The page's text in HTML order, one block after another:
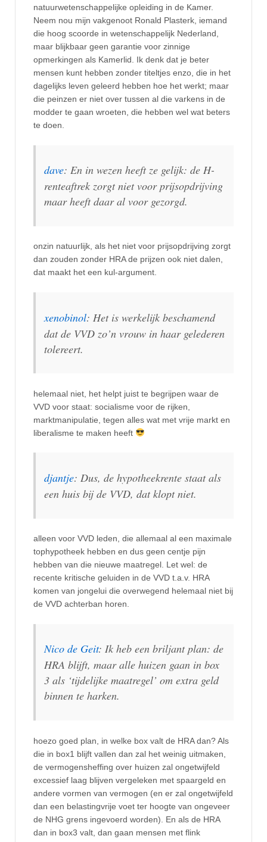
natuurwetenschappelijke opleiding in de Kamer.
Neem nou mijn vakgenoot Ronald Plasterk, iemand
die hoog scoorde in wetenschappelijk Nederland,
maar blijkbaar geen garantie voor zinnige
opmerkingen als Kamerlid. Ik denk dat je beter
mensen kunt hebben zonder titeltjes enzo, die in het
dagelijks leven geleerd hebben hoe het werkt; maar
die peinzen er niet over tussen al die varkens in de
modder te gaan wroeten, die hebben wel wat beters
te doen.
dave: En in wezen heeft ze gelijk: de H-
renteaftrek zorgt niet voor prijsopdrijving
maar heeft daar al voor gezorgd.
onzin natuurlijk, als het niet voor prijsopdrijving zorgt
dan zouden zonder HRA de prijzen ook niet dalen,
dat maakt het een kul-argument.
xenobinol: Het is werkelijk beschamend
dat de VVD zo’n vrouw in haar gelederen
tolereert.
helemaal niet, het helpt juist te begrijpen waar de
VVD voor staat: socialisme voor de rijken,
marktmanipulatie, tegen alles wat met vrije markt en
liberalisme te maken heeft
djantje: Dus, de hypotheekrente staat als
een huis bij de VVD, dat klopt niet.
alleen voor VVD leden, die allemaal al een maximale
tophypotheek hebben en dus geen centje pijn
hebben van die nieuwe maatregel. Let wel: de
recente kritische geluiden in de VVD t.a.v. HRA
komen van jongelui die overwegend helemaal niet bij
de VVD achterban horen.
Nico de Geit: Ik heb een briljant plan: de
HRA blijft, maar alle huizen gaan in box
3 als ‘tijdelijke maatregel’ om extra geld
binnen te harken.
hoezo goed plan, in welke box valt de HRA dan? Als
die in box1 blijft vallen dan zal het weinig uitmaken,
de vermogensheffing over huizen zal ongetwijfeld
excessief laag blijven vergeleken met spaargeld en
andere vormen van vermogen (en er zal ongetwijfeld
dan een belastingvrije voet ter hoogte van ongeveer
de NHG grens ingevoerd worden). En als de HRA
dan in box3 valt, dan gaan mensen met flink